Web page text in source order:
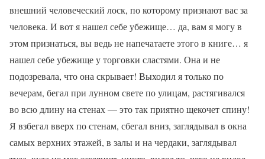
внешний человеческий лоск, по которому признают вас за
человека. И вот я нашел себе убежище… да, вам я могу в
этом признаться, вы ведь не напечатаете этого в книге… я
нашел себе убежище у торговки сластями. Она и не
подозревала, что она скрывает! Выходил я только по
вечерам, бегал при лунном свете по улицам, растягивался
во всю длину на стенах — это так приятно щекочет спину!
Я взбегал вверх по стенам, сбегал вниз, заглядывал в окна
самых верхних этажей, в залы и на чердаки, заглядывал